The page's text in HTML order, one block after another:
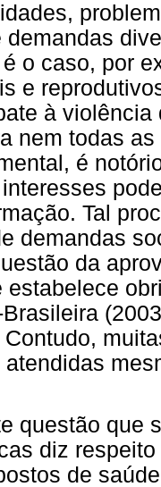
demandas
o caso, por
e
à
nem todas
é
Tal
demandas
da
estabelece
questão que
diz
de